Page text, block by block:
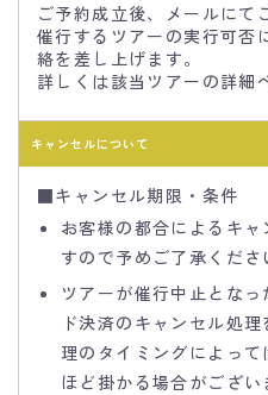
ご予約成立後、メールにて
催行するツアーの実行可否
絡を差し上げます。
詳しくは該当ツアーの詳細
キャンセルについて
■キャンセル期限・条件
お客様の都合によるキ
すので予めご了承くださ
ツアーが催行中止とな
ド決済のキャンセル処
理のタイミングによっ
ほど掛かる場合がござ